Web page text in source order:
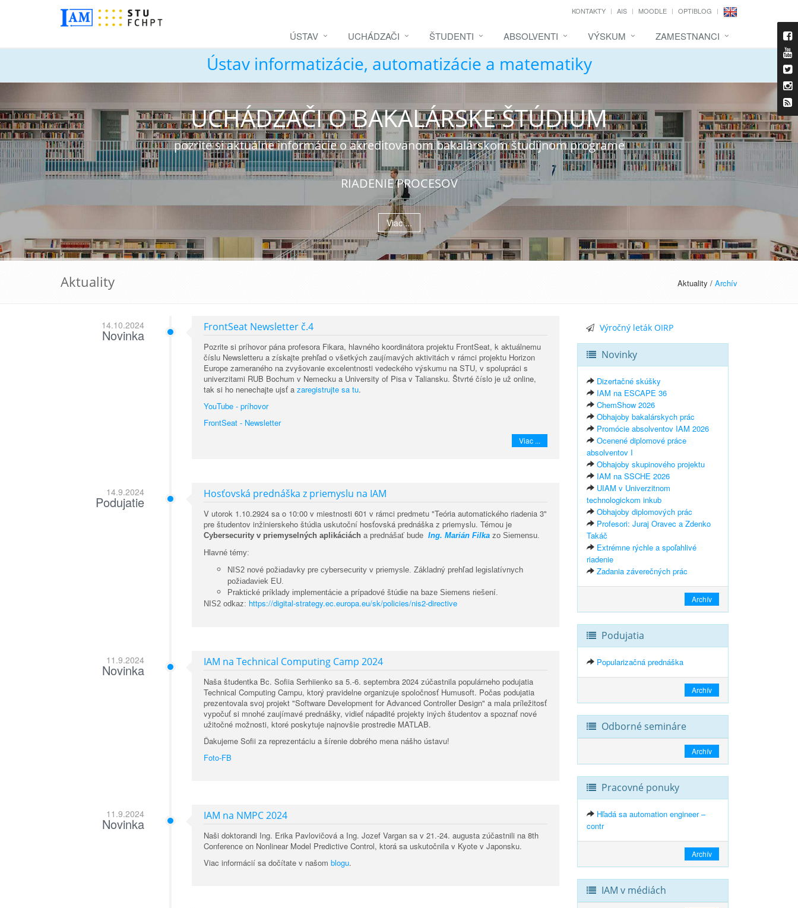
KONTAKTY AIS MOODLE OPTIBLOG
ÚSTAV UCHÁDZAČI ŠTUDENTI ABSOLVENTI VÝSKUM ZAMESTNANCI
Ústav informatizácie, automatizácie a matematiky
UCHÁDZAČI O BAKALÁRSKE ŠTÚDIUM
pozrite si aktuálne informácie o akreditovanom bakalárskom študijnom programe
RIADENIE PROCESOV
Viac ...
Aktuality Aktuality / Archív
14.10.2024
Novinka FrontSeat Newsletter č.4
Pozrite si príhovor pána profesora Fikara, hlavného koordinátora projektu FrontSeat, k aktuálnemu
číslu Newsletteru a získajte prehľad o všetkých zaujímavých aktivitách v rámci projektu Horizon
Europe zameraného na zvyšovanie excelentnosti vedeckého výskumu na STU, v spolupráci s
univerzitami RUB Bochum v Nemecku a University of Pisa v Taliansku. Štvrté číslo je už online,
tak si ho nenechajte ujsť azaregistrujte sa tu.
YouTube - príhovor
FrontSeat - Newsletter
Viac ...
14.9.2024
Podujatie Hosťovská prednáška z priemyslu na IAM
V utorok 1.10.2924 sa o 10:00 v miestnosti 601 v rámci predmetu "Teória automatického riadenia 3"
pre študentov inžinierskeho štúdia uskutoční hosťovská prednáška z priemyslu. Témou je
Cybersecurity v priemyselných aplikáciách a prednášať budeIng. Marián Filka zo Siemensu.
Hlavné témy:
NIS2 nové požiadavky pre cybersecurity v priemysle. Základný prehľad legislatívnych
požiadaviek EU.
Praktické príklady implementácie a prípadové štúdie na baze Siemens riešení.
NIS2 odkaz: https://digital-strategy.ec.europa.eu/sk/policies/nis2-directive
11.9.2024
Novinka IAM na Technical Computing Camp 2024
Naša študentka Bc. Sofiia Serhiienko sa 5.-6. septembra 2024 zúčastnila populárneho podujatia
Technical Computing Campu, ktorý pravidelne organizuje spoločnosť Humusoft. Počas podujatia
prezentovala svoj projekt "Software Development for Advanced Controller Design" a mala príležitosť
vypočuť si mnohé zaujímavé prednášky, vidieť nápadité projekty iných študentov a spoznať nové
užitočné možnosti, ktoré poskytuje najnovšie prostredie MATLAB.
Ďakujeme Sofii za reprezentáciu a šírenie dobrého mena nášho ústavu!
Foto-FB
11.9.2024
Novinka IAM na NMPC 2024
Naši doktorandi Ing. Erika Pavlovičová a Ing. Jozef Vargan sa v 21.-24. augusta zúčastnili na 8th
Conference on Nonlinear Model Predictive Control, ktorá sa uskutočnila v Kyote v Japonsku.
Viac informácií sa dočítate v našomblogu.
Výročný leták OIRP
Novinky
Dizertačné skúšky
IAM na ESCAPE 36
ChemShow 2026
Obhajoby bakalárskych prác
Promócie absolventov IAM 2026
Ocenené diplomové práce
absolventov I
Obhajoby skupinového projektu
IAM na SSCHE 2026
UIAM v Univerzitnom
technologickom inkub
Obhajoby diplomových prác
Profesori: Juraj Oravec a Zdenko
Takáč
Extrémne rýchle a spoľahlivé
riadenie
Zadania záverečných prác
Archív
Podujatia
Popularizačná prednáška
Archív
Odborné semináre
Archív
Pracovné ponuky
Hľadá sa automation engineer –
contr
Archív
IAM v médiách